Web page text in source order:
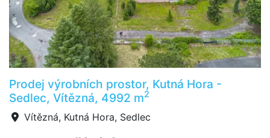
Prodej výrobních prostor, Kutná Hora -
Sedlec, Vítězná, 4992 m2
Vítězná, Kutná Hora, Sedlec